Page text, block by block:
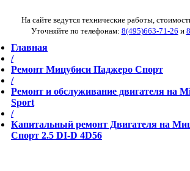
На сайте ведутся технические работы,
Уточняйте по телефонам: 8(495)663-71-26 и
Главная
/
Ремонт Мицубиси Паджеро Спорт
/
Ремонт и обслуживание двигателя на
Sport
/
Капитальный ремонт Двигателя на
Спорт 2.5 DI-D 4D56